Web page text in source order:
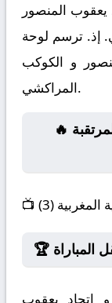
يعقوب المنصور
إذ. ترسم لوحة
و الكوكب
المراكشي.
🔥 البث التلفزيوني والرقمي للمواجهة المرتقبة
📺 المغربية (3)
اتحاد يعقوب